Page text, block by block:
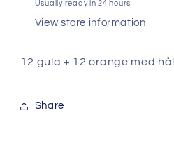
Usually ready in 24 hours
View store information
12 gula + 12 orange med
Share